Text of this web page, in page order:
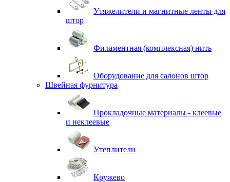
Утяжелители и магнитные ленты для
штор
Филаментная (комплексная) нить
Оборудование для салонов штор
Швейная фурнитура
Прокладочные материалы - клеевые
и неклеевые
Утеплители
Кружево